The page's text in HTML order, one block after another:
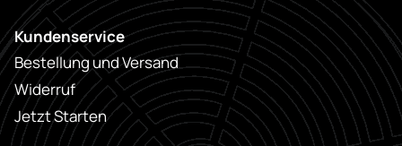
Kundenservice
Bestellung und Versand
Widerruf
Jetzt Starten